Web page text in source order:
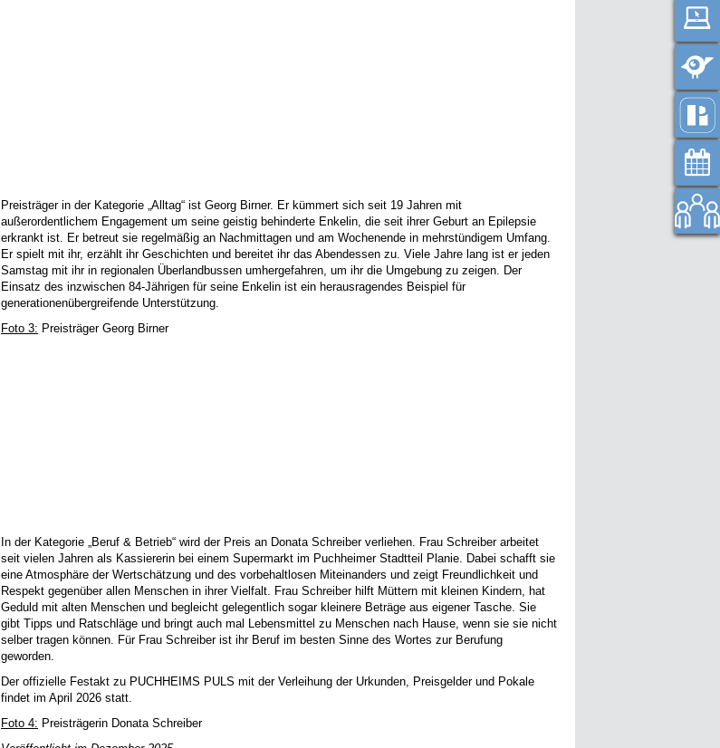
Preisträger in der Kategorie „Alltag“ ist Georg Birner. Er kümmert sich seit 19 Jahren mit
außerordentlichem Engagement um seine geistig behinderte Enkelin, die seit ihrer Geburt an Epilepsie
erkrankt ist. Er betreut sie regelmäßig an Nachmittagen und am Wochenende in mehrstündigem Umfang.
Er spielt mit ihr, erzählt ihr Geschichten und bereitet ihr das Abendessen zu. Viele Jahre lang ist er jeden
Samstag mit ihr in regionalen Überlandbussen umhergefahren, um ihr die Umgebung zu zeigen. Der
Einsatz des inzwischen 84-Jährigen für seine Enkelin ist ein herausragendes Beispiel für
generationenübergreifende Unterstützung.
Foto 3: Preisträger Georg Birner
In der Kategorie „Beruf & Betrieb“ wird der Preis an Donata Schreiber verliehen. Frau Schreiber arbeitet
seit vielen Jahren als Kassiererin bei einem Supermarkt im Puchheimer Stadtteil Planie. Dabei schafft sie
eine Atmosphäre der Wertschätzung und des vorbehaltlosen Miteinanders und zeigt Freundlichkeit und
Respekt gegenüber allen Menschen in ihrer Vielfalt. Frau Schreiber hilft Müttern mit kleinen Kindern, hat
Geduld mit alten Menschen und begleicht gelegentlich sogar kleinere Beträge aus eigener Tasche. Sie
gibt Tipps und Ratschläge und bringt auch mal Lebensmittel zu Menschen nach Hause, wenn sie sie nicht
selber tragen können. Für Frau Schreiber ist ihr Beruf im besten Sinne des Wortes zur Berufung
geworden.
Der offizielle Festakt zu PUCHHEIMS PULS mit der Verleihung der Urkunden, Preisgelder und Pokale
findet im April 2026 statt.
Foto 4: Preisträgerin Donata Schreiber